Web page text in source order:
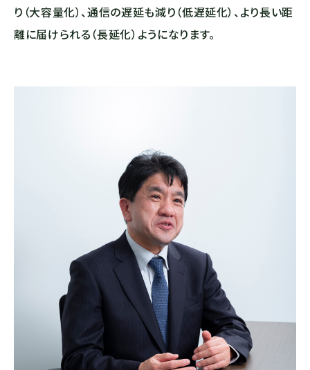
り（大容量化）、通信の遅延も減り（低遅延化）、より長い距
離に届けられる（長延化）ようになります。